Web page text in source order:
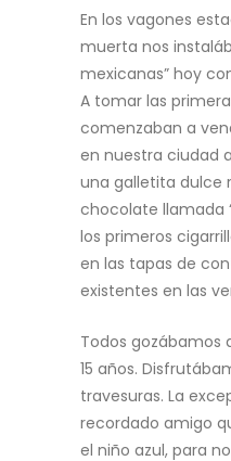
En los vagones
muerta nos
mexicanas” hoy
A tomar las
comenzaban a
en nuestra ciudad
una galletita dulce
chocolate llamada
los primeros
en las tapas de
existentes en las
Todos gozábamos
15 años.
travesuras. La
recordado amigo
el niño azul, para